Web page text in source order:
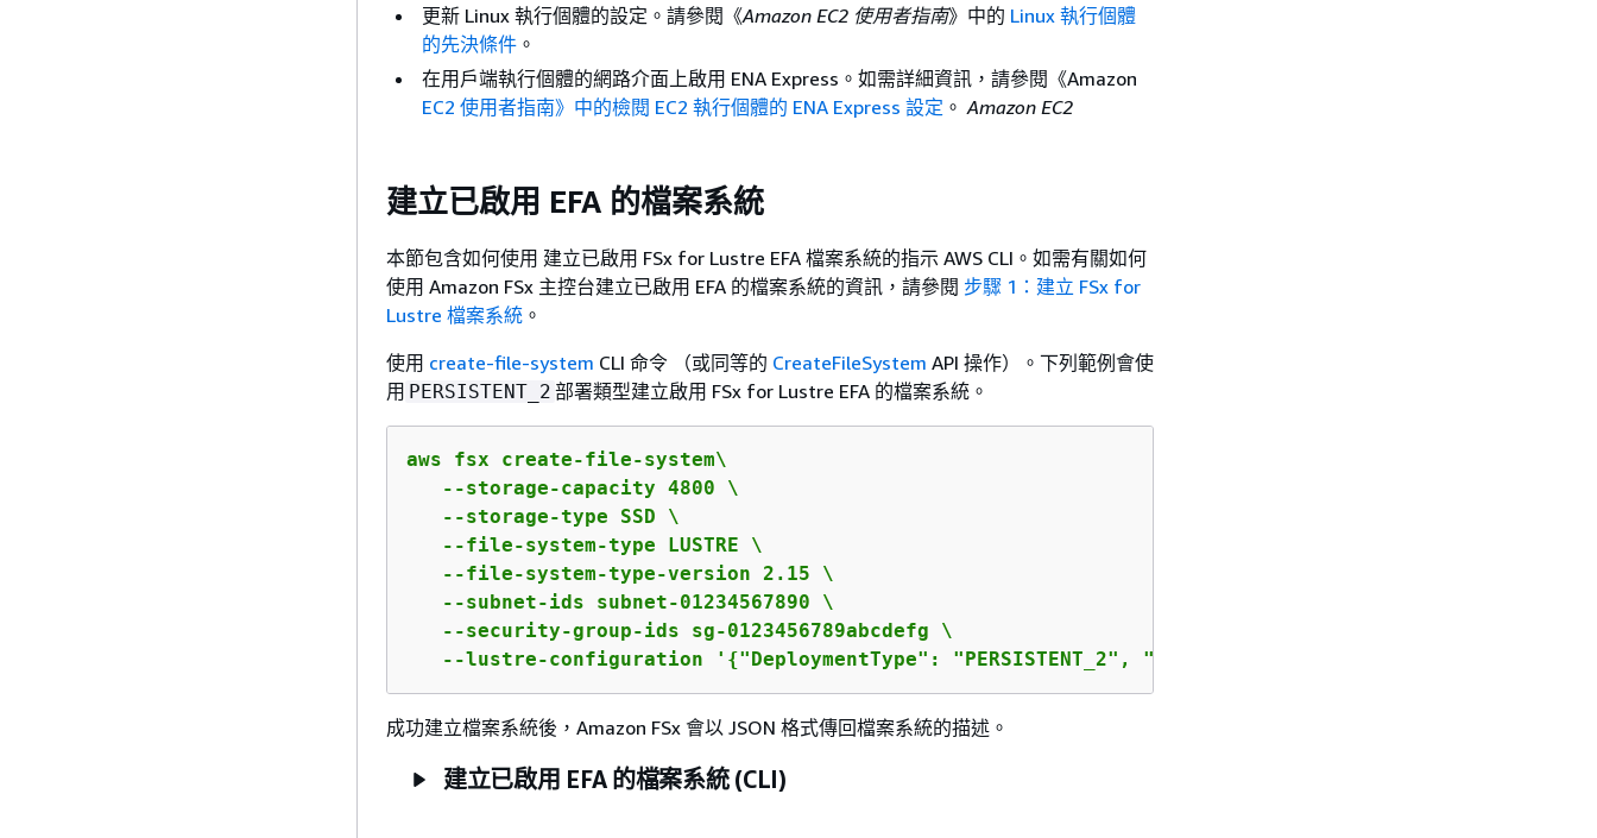
更新 Linux 執行個體的設定。請參閱《Amazon EC2 使用者指南》中的 Linux 執行個體
的先決條件 。
在用戶端執行個體的網路介面上啟用 ENA Express。如需詳細資訊，請參閱《Amazon
EC2 使用者指南》中的檢閱 EC2 執行個體的 ENA Express 設定 。Amazon EC2
建立已啟用 EFA 的檔案系統
本節包含如何使用 建立已啟用 FSx for Lustre EFA 檔案系統的指示 AWS CLI。如需有關如何
使用 Amazon FSx 主控台建立已啟用 EFA 的檔案系統的資訊，請參閱 步驟 1：建立 FSx for
Lustre 檔案系統 。
使用 create-file-system CLI 命令 （或同等的 CreateFileSystem API 操作）。下列範例會使
用 PERSISTENT_2 部署類型建立啟用 FSx for Lustre EFA 的檔案系統。
aws fsx create-file-system\
   --storage-capacity 4800 \
   --storage-type SSD \
   --file-system-type LUSTRE \
   --file-system-type-version 2.15 \
   --subnet-ids subnet-01234567890 \
   --security-group-ids sg-0123456789abcdefg \
   --lustre-configuration '
{"DeploymentType": "PERSISTENT_2", "EfaEnabled": true}'
成功建立檔案系統後，Amazon FSx 會以 JSON 格式傳回檔案系統的描述。
建立已啟用 EFA 的檔案系統 (CLI)